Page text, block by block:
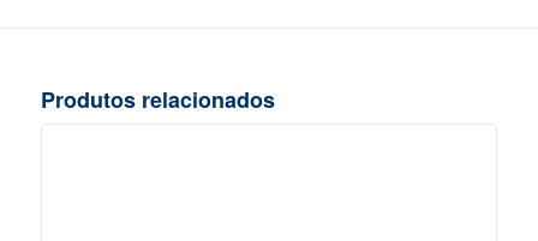
Produtos relacionados